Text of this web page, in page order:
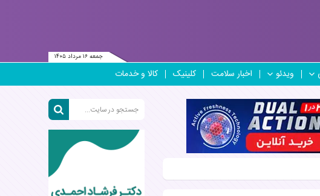
جمعه ۱۶ مرداد ۱۴۰۵
ویدئو اخبار سلامت کلینیک کالا و خدمات